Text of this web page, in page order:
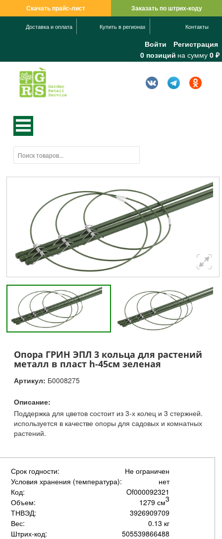
Скачать прайс-лист Заказать по штрих-коду
Доставка и оплата Купить в регионах Контакты
Войти
Регистрация
0 позиций на сумму 0 ₽
Опора ГРИН ЭПЛ 3 кольца для растений
металл в пласт h-45см зеленая
Артикул: Б0008275
Описание:
Поддержка для цветов состоит из 3-х колец и 3 стержней.
используется в качестве опоры для садовых и комнатных
растений.
Срок годности:
Не ограничен
Условия хранения (температура):
нет
Код:
Of000092321
Объем:
1279 см3
ТНВЭД:
3926909709
Вес:
0.13 кг
Штрих-код:
505539866488